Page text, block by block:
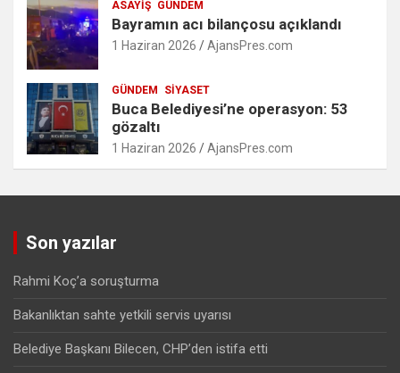
ASAYIŞ GÜNDEM
Bayramın acı bilançosu açıklandı
1 Haziran 2026 AjansPres.com
GÜNDEM SIYASET
Buca Belediyesi’ne operasyon: 53
gözaltı
1 Haziran 2026 AjansPres.com
Son yazılar
Rahmi Koç’a soruşturma
Bakanlıktan sahte yetkili servis uyarısı
Belediye Başkanı Bilecen, CHP’den istifa etti